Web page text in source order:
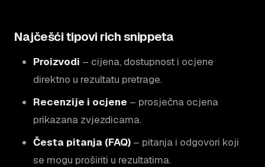
Najčešći tipovi rich snippeta
Proizvodi – cijena, dostupnost i ocjene
direktno u rezultatu pretrage.
Recenzije i ocjene – prosječna ocjena
prikazana zvjezdicama.
Česta pitanja (FAQ) – pitanja i odgovori koji
se mogu proširiti u rezultatima.